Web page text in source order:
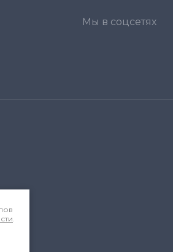
Мы в соцсетях
.